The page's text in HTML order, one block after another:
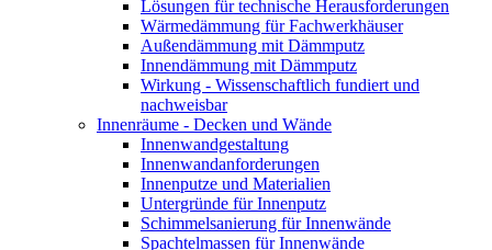
Lösungen für technische Herausforderungen
Wärmedämmung für Fachwerkhäuser
Außendämmung mit Dämmputz
Innendämmung mit Dämmputz
Wirkung - Wissenschaftlich fundiert und
nachweisbar
Innenräume - Decken und Wände
Innenwandgestaltung
Innenwandanforderungen
Innenputze und Materialien
Untergründe für Innenputz
Schimmelsanierung für Innenwände
Spachtelmassen für Innenwände